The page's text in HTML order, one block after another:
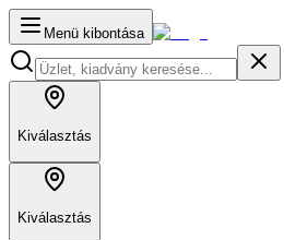
Menü kibontása
Kiválasztás
Kiválasztás